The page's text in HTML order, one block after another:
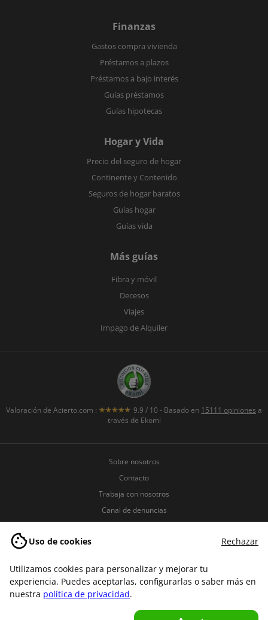
Uso de cookies Rechazar
Utilizamos cookies para personalizar y mejorar tu
experiencia. Puedes aceptarlas, configurarlas o saber más en
nuestra política de privacidad.
Finanzas
Gastos compra vivienda
Préstamos a plazos
Préstamos a bajo interés
Guías préstamos
Guías hipotecas
Hogar y Vida
Precio del seguro de hogar
Continente y Contenido
Seguros de hogar baratos
Guías hogar
Guías vida
Más guías
Fibra y móvil
Decesos
Viajes
Impago de Alquiler
Valoración de Acierto.com : 9.9 / 10 - Basado en 15111 opiniones a
través de Ekomi
Sobre nosotros
Contacto
Trabaja con nosotros
Canal de denuncias
Política de Cookies
Términos y condiciones
Aviso legal